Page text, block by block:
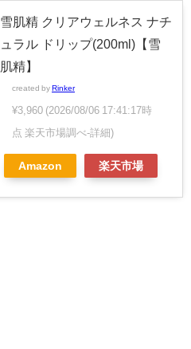
雪肌精 クリアウェルネス ナチ
ュラル ドリップ(200ml)【雪
肌精】
created by Rinker
¥3,960 (2026/08/06 17:41:17時
点 楽天市場調べ-詳細)
Amazon 楽天市場